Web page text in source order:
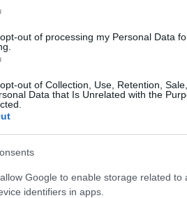
out of processing my Personal Data
out of Collection, Use, Retention,
Data that Is Unrelated with the
Google to enable storage related to
identifiers in apps.